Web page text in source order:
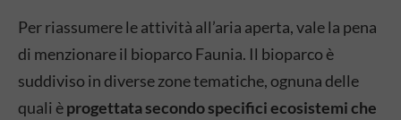
Per riassumere le attività all’aria aperta, vale la pena
di menzionare il bioparco Faunia. Il bioparco è
suddiviso in diverse zone tematiche, ognuna delle
quali èprogettata secondo specifici ecosistemi che